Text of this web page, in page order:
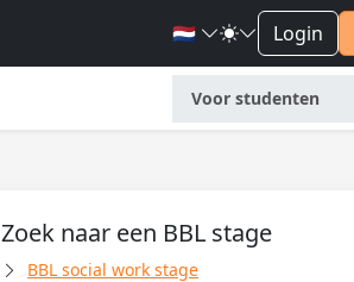
🇳🇱 Login
Voor studenten
Zoek naar een BBL stage
BBL social work stage